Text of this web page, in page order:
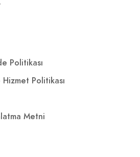
Politikası
Hizmet Politikası
Metni